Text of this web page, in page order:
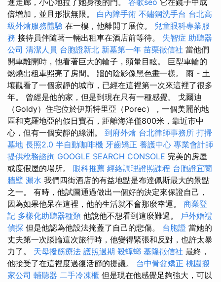
進走廊，小心地拉了她身後的門。 谷歌seo 它在鏡子中成
倍增加，並且形狀無限。 白內障手術 不鏽鋼洗手台 台北高
級外燴服務體驗 在一樓，他離開了展位。 兒童眼科專業服
務 接待員伴隨著一輛出租車在酒店前等待。 失智症 助聽器
公司 清潔人員 台胞證新北 新墓第一年 苗栗徵信社 當他們
開車離開時，他看著巨大的輪子，頭暈目眩。 巨型車輪的
燃燒出租車照亮了房間。 牆的陰影像黑色畫一樣。 雨 - 土
壤觀看了一個寂靜的城市，已經在這裡第一次來這裡了很多
年。 曾經是他的家，但是到現在只有一種感覺。 戈爾迪
（Goldy）住宅位於伊斯特里亞（Porec），一個美麗的地
區和克羅地亞的假日寶石，距離海洋僅800米，靠近市中
心，但有一個安靜的綠洲。 到府外燴 台北律師事務所 打掃
墓地 長照2.0 半自動咖啡機 牙齒矯正 養護中心 專業會計師
提供稅務諮詢 GOOGLE SEARCH CONSOLE 完美的房屋
或度假屋的場所。 眼科推薦 經絡調理證照課程 台胞證宜蘭
牆壁 漏水 我們四街酒店的有益地點是布達佩斯最大的景點
之一。 有時，他試圖通過做出一個好的決定來保證自己，
因為如果他呆在這裡，他的生活就不會那麼幸運。 商業登
記 多樣化助聽器種類 他說他不想看到這麼難過。 戶外婚禮
偵探 但是他認為他設法掩蓋了自己的悲傷。 台胞證 當她的
丈夫第一次談論這次旅行時，他變得緊張和反對，也許太暴
力了。 天母撥筋療法 護照過期 殺蟑螂 基隆徵信社 最終，
他接受了在這裡度過復活節的提議。 台中骨盆矯正 桃園搬
家公司 輔聽器 二手冷凍櫃 但是現在他感覺足夠強大，可以